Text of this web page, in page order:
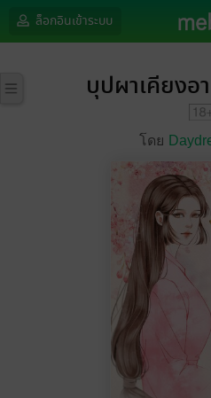
ล็อกอินเข้าระบบ
บุปผาเคียงอ
โดย